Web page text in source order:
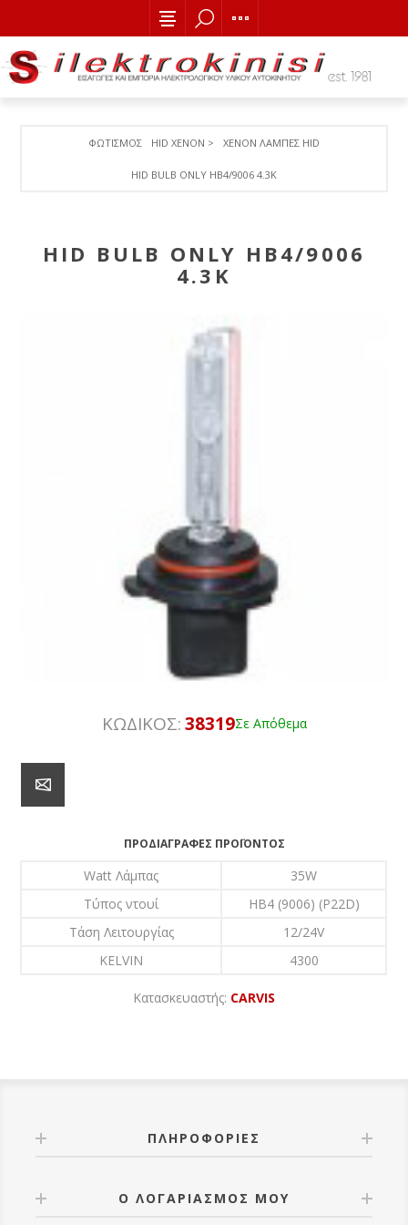
ΦΩΤΙΣΜΟΣ HID XENON > XENON ΛΑΜΠΕΣ HID
HID BULB ONLY HB4/9006 4.3K
HID BULB ONLY HB4/9006
4.3K
ΚΩΔΙΚΟΣ:38319Σε Απόθεμα
ΠΡΟΔΙΑΓΡΑΦΈΣ ΠΡΟΪΌΝΤΟΣ
Watt Λάμπας
35W
Τύπος ντουί
HB4 (9006) (P22D)
Τάση Λειτουργίας
12/24V
KELVIN
4300
Κατασκευαστής: CARVIS
ΠΛΗΡΟΦΟΡΊΕΣ
Ο ΛΟΓΑΡΙΑΣΜΌΣ ΜΟΥ